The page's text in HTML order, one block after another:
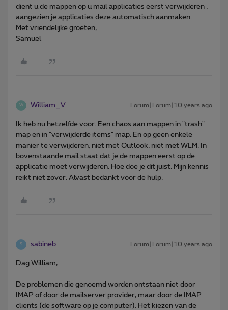
dient u de mappen op u mail applicaties eerst verwijderen ,
aangezien je applicaties deze automatisch aanmaken.
Met vriendelijke groeten,
Samuel
W William_V Forum|Forum|10 years ago
Ik heb nu hetzelfde voor. Een chaos aan mappen in "trash"
map en in "verwijderde items" map. En op geen enkele
manier te verwijderen, niet met Outlook, niet met WLM. In
bovenstaande mail staat dat je de mappen eerst op de
applicatie moet verwijderen. Hoe doe je dit juist. Mijn kennis
reikt niet zover. Alvast bedankt voor de hulp.
S sabineb Forum|Forum|10 years ago
Dag William,
De problemen die genoemd worden ontstaan niet door
IMAP of door de mailserver provider, maar door de IMAP
clients (de software op je computer). Het kiezen van de